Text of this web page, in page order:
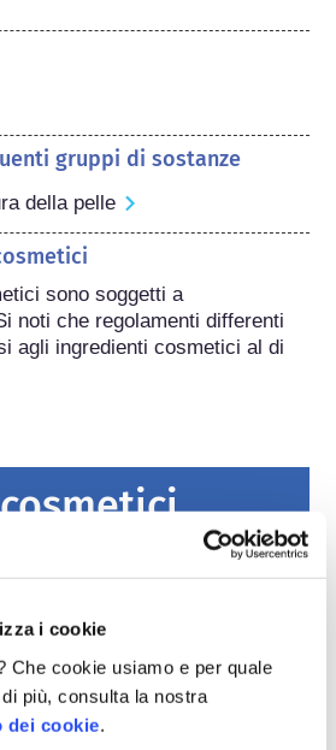
i cookie
Che cookie usiamo e per quale
più, consulta la nostra
dei cookie.
gruppi di sostanze
della pelle
sono soggetti a
noti che regolamenti differenti
agli ingredienti cosmetici al di
la sicurezza dei
che i cosmetici e i
personale venduti
siano sicuri da usare per
e le autorità di